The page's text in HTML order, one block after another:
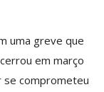
uma greve que
em março
se comprometeu